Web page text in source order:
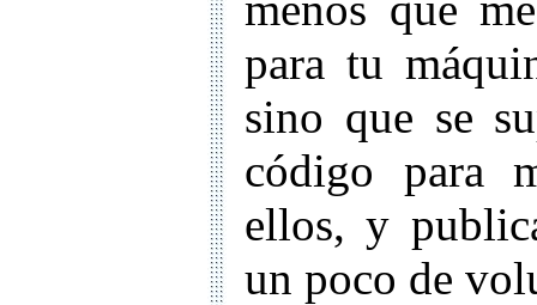
para tu
sino que se
código para
ellos, y
un poco de